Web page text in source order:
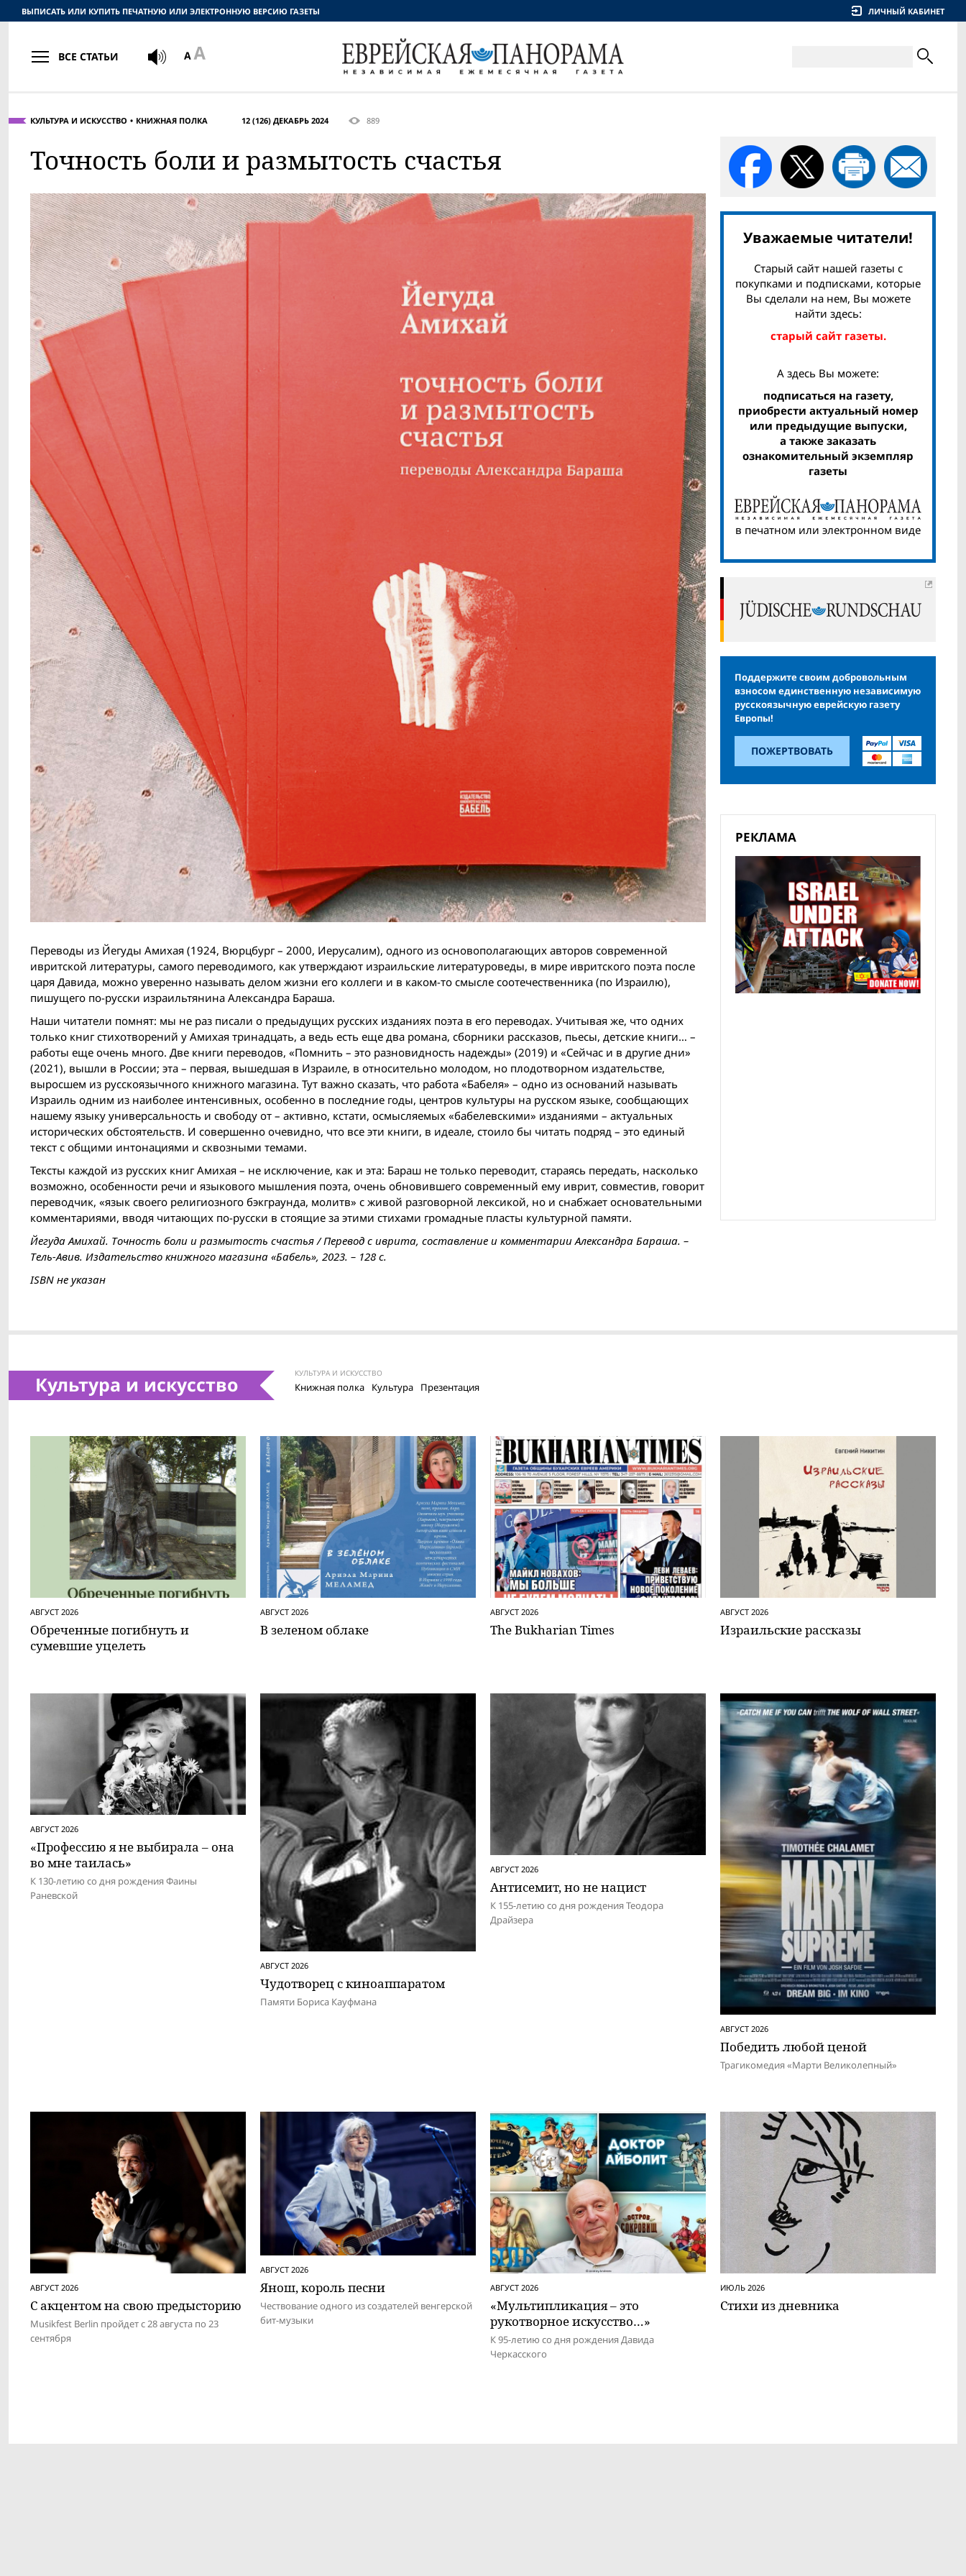
КУЛЬТУРА И ИСКУССТВО КНИЖНАЯ ПОЛКА 12 (126) ДЕКАБРЬ 2024 889
Точность боли и размытость счастья
Переводы из Йегуды Амихая (1924, Вюрц­бург – 2000, Иерусалим), одного из основополагающих авторов современной
ивритской литературы, самого переводимого, как утверждают израильские литературоведы, в мире ивритского поэта после
царя Давида, можно уверенно называть делом жизни его коллеги и в каком-то смысле соотечественника (по Израилю),
пишущего по-русски израильтянина Александра Бараша.
Наши читатели помнят: мы не раз писали о предыдущих русских изданиях поэта в его переводах. Учитывая же, что одних
только книг стихотворений у Амихая тринадцать, а ведь есть еще два романа, сборники рассказов, пьесы, детские книги… –
работы еще очень много. Две книги переводов, «Помнить – это разновидность надежды» (2019) и «Сейчас и в другие дни»
(2021), вышли в России; эта – первая, вышедшая в Израиле, в относительно молодом, но плодотворном издательстве,
выросшем из русскоязычного книжного магазина. Тут важно сказать, что работа «Бабеля» – одно из оснований называть
Израиль одним из наиболее интенсивных, особенно в последние годы, центров культуры на русском языке, сообщающих
нашему языку универсальность и свободу от – активно, кстати, осмысляемых «бабелевскими» изданиями – актуальных
исторических обстоятельств. И совершенно очевидно, что все эти книги, в идеале, стоило бы читать подряд – это единый
текст с общими интонациями и сквозными темами.
Тексты каждой из русских книг Амихая – не исключение, как и эта: Бараш не только переводит, стараясь передать, насколько
возможно, особенности речи и языкового мышления поэта, очень обновившего современный ему иврит, совместив, говорит
переводчик, «язык своего религиозного бэкграунда, молитв» с живой разговорной лексикой, но и снабжает основательными
комментариями, вводя читающих по-русски в стоящие за этими стихами громадные пласты культурной памяти.
Йегуда Амихай. Точность боли и размытость счастья / Перевод с иврита, составление и комментарии Александра Бараша. –
Тель-Авив. Издательство книжного магазина «Бабель», 2023. – 128 с.
ISBN не указан
Уважаемые читатели!
Старый сайт нашей газеты с
покупками и подписками, которые
Вы сделали на нем, Вы можете
найти здесь:
старый сайт газеты.
А здесь Вы можете:
подписаться на газету,
приобрести актуальный номер
или предыдущие выпуски,
а также заказать
ознакомительный экземпляр
газеты
в печатном или электронном виде
Поддержите своим добровольным
взносом единственную независимую
русскоязычную еврейскую газету
Европы!
ПОЖЕРТВОВАТЬ
РЕКЛАМА
Культура и искусство КУЛЬТУРА И ИСКУССТВО
Книжная полка Культура Презентация
АВГУСТ 2026
Обреченные погибнуть и
сумевшие уцелеть
АВГУСТ 2026
В зеленом облаке
АВГУСТ 2026
The Bukharian Times
АВГУСТ 2026
Израильские рассказы
АВГУСТ 2026
«Профессию я не выбирала – она
во мне таилась»
К 130-летию со дня рождения Фаины
Раневской
АВГУСТ 2026
Чудотворец с киноаппаратом
Памяти Бориса Кауфмана
АВГУСТ 2026
Антисемит, но не нацист
К 155-летию со дня рождения Теодора
Драйзера
АВГУСТ 2026
Победить любой ценой
Трагикомедия «Марти Великолепный»
АВГУСТ 2026
С акцентом на свою предысторию
Musikfest Berlin пройдет с 28 августа по 23
сентября
АВГУСТ 2026
Янош, король песни
Чествование одного из создателей венгерской
бит-музыки
АВГУСТ 2026
«Мультипликация – это
рукотворное искусство…»
К 95-летию со дня рождения Давида
Черкасского
ИЮЛЬ 2026
Стихи из дневника
ВЫПИСАТЬ ИЛИ КУПИТЬ ПЕЧАТНУЮ ИЛИ ЭЛЕКТРОННУЮ ВЕРСИЮ ГАЗЕТЫ ЛИЧНЫЙ КАБИНЕТ
ВСЕ СТАТЬИ